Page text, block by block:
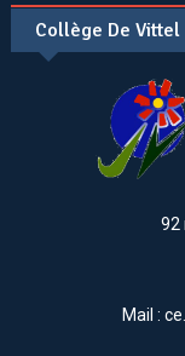
Collège De Vittel
92
Mail :